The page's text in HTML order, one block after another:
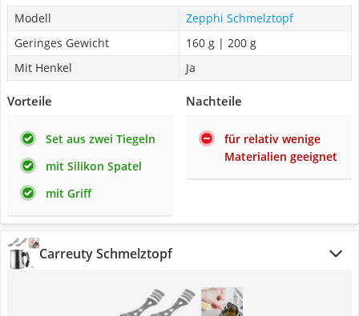
Modell
Zepphi Schmelztopf
Geringes Gewicht
160 g | 200 g
Mit Henkel
Ja
Vorteile
Set aus zwei Tiegeln
mit Silikon Spatel
mit Griff
Nachteile
für relativ wenige
Materialien geeignet
Carreuty Schmelztopf